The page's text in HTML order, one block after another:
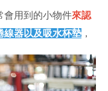
會用到的小物件來認
線器以及吸水杯墊 ，